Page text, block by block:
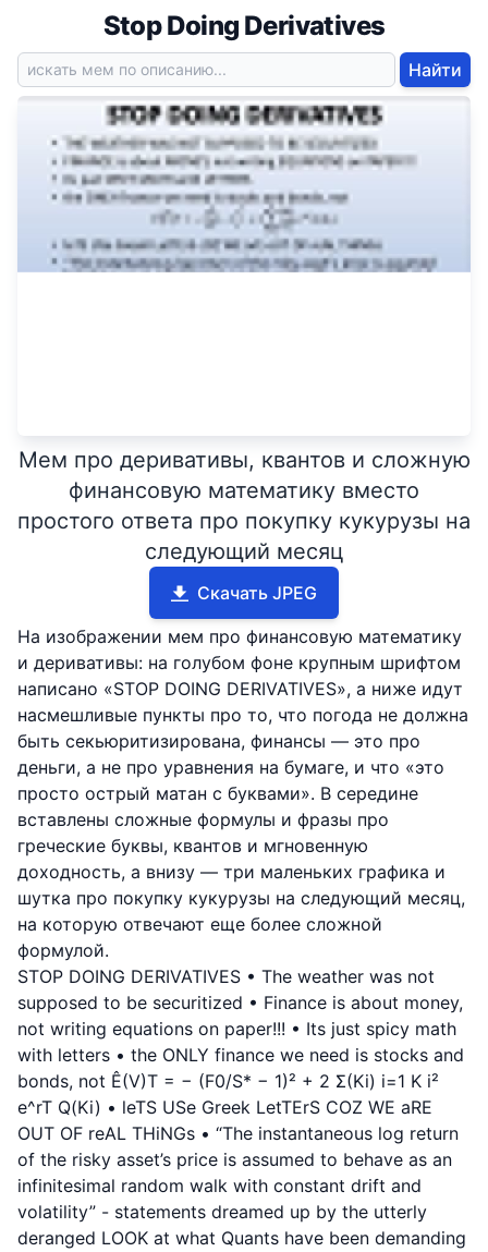
Stop Doing Derivatives
Найти
Мем про деривативы, квантов и сложную
финансовую математику вместо
простого ответа про покупку кукурузы на
следующий месяц
Скачать JPEG
На изображении мем про финансовую математику
и деривативы: на голубом фоне крупным шрифтом
написано «STOP DOING DERIVATIVES», а ниже идут
насмешливые пункты про то, что погода не должна
быть секьюритизирована, финансы — это про
деньги, а не про уравнения на бумаге, и что «это
просто острый матан с буквами». В середине
вставлены сложные формулы и фразы про
греческие буквы, квантов и мгновенную
доходность, а внизу — три маленьких графика и
шутка про покупку кукурузы на следующий месяц,
на которую отвечают еще более сложной
формулой.
STOP DOING DERIVATIVES • The weather was not
supposed to be securitized • Finance is about money,
not writing equations on paper!!! • Its just spicy math
with letters • the ONLY finance we need is stocks and
bonds, not Ê(V)T = − (F0/S* − 1)² + 2 Σ(Ki) i=1 K i²
e^rT Q(Ki) • leTS USe Greek LetTErS COZ WE aRE
OUT OF reAL THiNGs • “The instantaneous log return
of the risky asset’s price is assumed to behave as an
infinitesimal random walk with constant drift and
volatility” - statements dreamed up by the utterly
deranged LOOK at what Quants have been demanding